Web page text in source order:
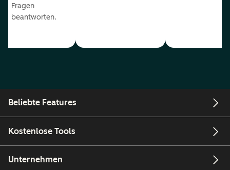
Fragen
beantworten.
Beliebte Features
Kostenlose Tools
Unternehmen